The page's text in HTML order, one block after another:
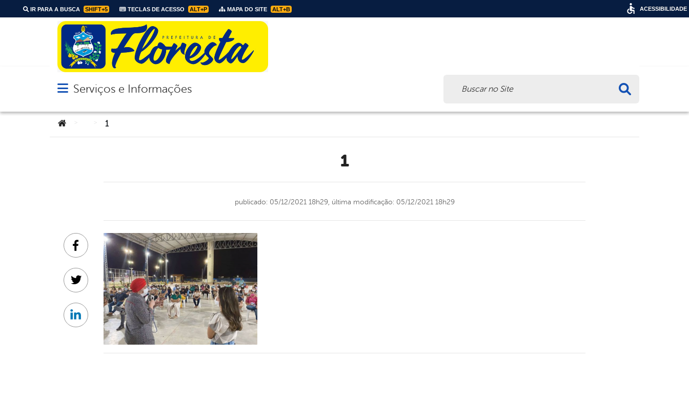
IR PARA A BUSCA SHIFT+5 TECLAS DE ACESSO ALT+P MAPA DO SITE ALT+B
Abrir menu principal de navegação
Serviços e Informações
Você está aqui:
1
1
publicado: 05/12/2021 18h29, última modificação: 05/12/2021 18h29
Facebook
Twitter
Linkedin
ACESSIBILIDADE